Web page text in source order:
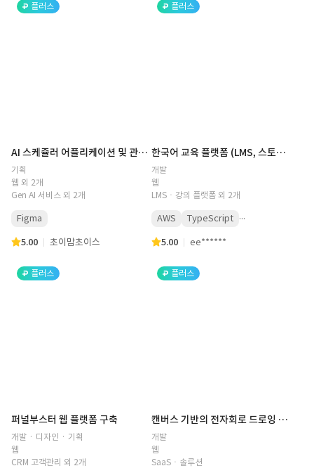
플러스
AI 스케쥴러 어플리케이션 및 관리자 화면 기획(iOT, APP, Application, Admin, AI, 스케쥴러, 스케쥴, 베이비타임)
기획
웹 외 2개
Gen AI 서비스 외 2개
Figma
5.00
초이맘초이스
플러스
한국어 교육 플랫폼 (LMS, 스토리, 퀴즈, 문제 풀이, 웹, 감성, 구독, 결제 취소/철회, 어드민, 관리자, 대시보드, 기부, 캠페인, 배열, 스피킹)
개발
웹
LMSㆍ강의 플랫폼 외 2개
AWS TypeScript ...
5.00 ee******
플러스
퍼널부스터 웹 플랫폼 구축
개발 · 디자인 · 기획
웹
CRM 고객관리 외 2개
플러스
캔버스 기반의 전자회로 드로잉 툴 개발
개발
웹
SaaSㆍ솔루션